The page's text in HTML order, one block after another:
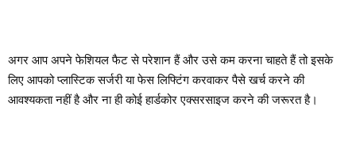
अगर आप अपने फेशियल फैट से परेशान हैं और उसे कम करना चाहते हैं तो इसके
लिए आपको प्लास्टिक सर्जरी या फेस लिफ्टिंग करवाकर पैसे खर्च करने की
आवश्यकता नहीं है और ना ही कोई हार्डकोर एक्सरसाइज करने की जरूरत है।